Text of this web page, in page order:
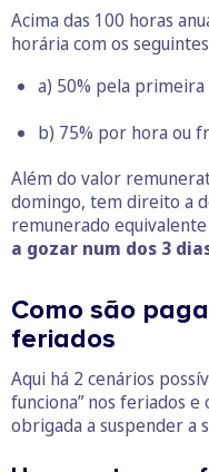
Acima das 100 horas
horária com os
a) 50% pela primeira
b) 75% por hora ou
Além do valor
domingo, tem direito a
remunerado equivalente
a gozar num dos 3
Como são
feriados
Aqui há 2 cenários
funciona” nos feriados e
obrigada a suspender a